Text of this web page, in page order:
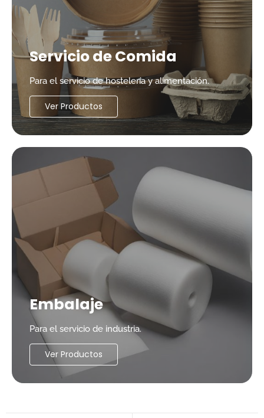
Servicio de Comida
Para el servicio de hostelería y alimentación.
Ver Productos
Embalaje
Para el servicio de industria.
Ver Productos